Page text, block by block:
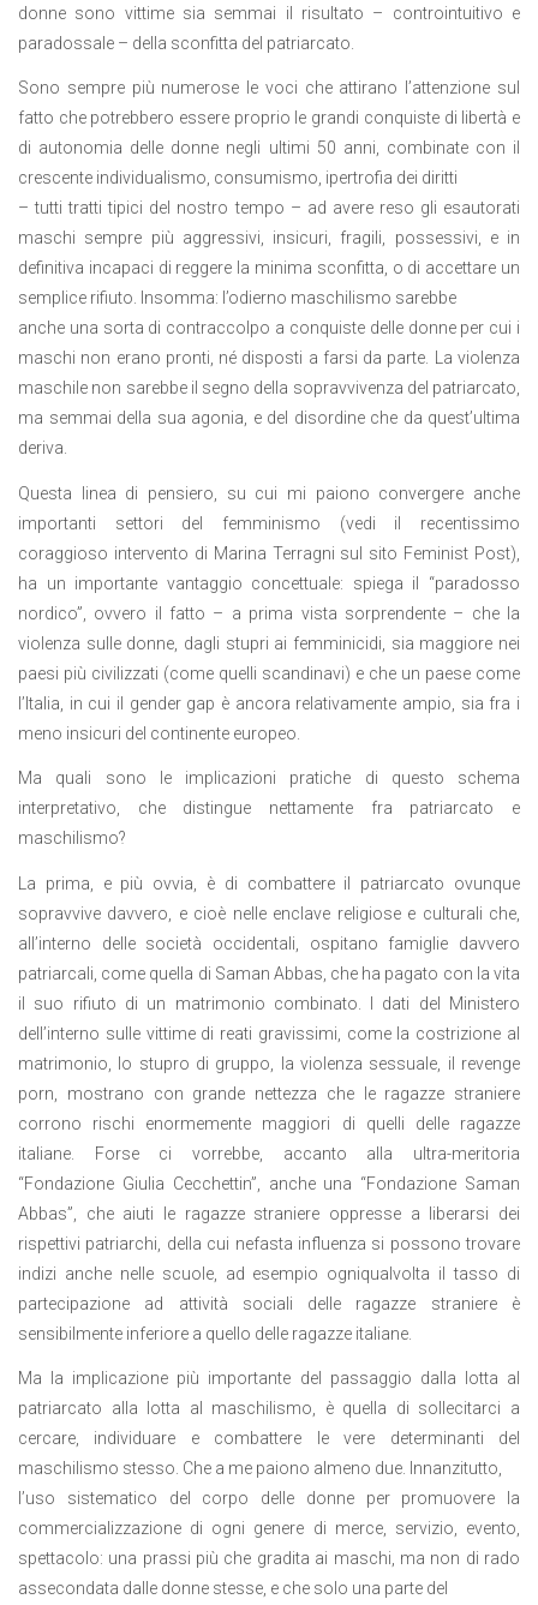
donne sono vittime sia semmai il risultato – controintuitivo e
paradossale – della sconfitta del patriarcato.
Sono sempre più numerose le voci che attirano l’attenzione sul
fatto che potrebbero essere proprio le grandi conquiste di libertà e
di autonomia delle donne negli ultimi 50 anni, combinate con il
crescente individualismo, consumismo, ipertrofia dei diritti
– tutti tratti tipici del nostro tempo – ad avere reso gli esautorati
maschi sempre più aggressivi, insicuri, fragili, possessivi, e in
definitiva incapaci di reggere la minima sconfitta, o di accettare un
semplice rifiuto. Insomma: l’odierno maschilismo sarebbe
anche una sorta di contraccolpo a conquiste delle donne per cui i
maschi non erano pronti, né disposti a farsi da parte. La violenza
maschile non sarebbe il segno della sopravvivenza del patriarcato,
ma semmai della sua agonia, e del disordine che da quest’ultima
deriva.
Questa linea di pensiero, su cui mi paiono convergere anche
importanti settori del femminismo (vedi il recentissimo
coraggioso intervento di Marina Terragni sul sito Feminist Post),
ha un importante vantaggio concettuale: spiega il “paradosso
nordico”, ovvero il fatto – a prima vista sorprendente – che la
violenza sulle donne, dagli stupri ai femminicidi, sia maggiore nei
paesi più civilizzati (come quelli scandinavi) e che un paese come
l’Italia, in cui il gender gap è ancora relativamente ampio, sia fra i
meno insicuri del continente europeo.
Ma quali sono le implicazioni pratiche di questo schema
interpretativo, che distingue nettamente fra patriarcato e
maschilismo?
La prima, e più ovvia, è di combattere il patriarcato ovunque
sopravvive davvero, e cioè nelle enclave religiose e culturali che,
all’interno delle società occidentali, ospitano famiglie davvero
patriarcali, come quella di Saman Abbas, che ha pagato con la vita
il suo rifiuto di un matrimonio combinato. I dati del Ministero
dell’interno sulle vittime di reati gravissimi, come la costrizione al
matrimonio, lo stupro di gruppo, la violenza sessuale, il revenge
porn, mostrano con grande nettezza che le ragazze straniere
corrono rischi enormemente maggiori di quelli delle ragazze
italiane. Forse ci vorrebbe, accanto alla ultra-meritoria
“Fondazione Giulia Cecchettin”, anche una “Fondazione Saman
Abbas”, che aiuti le ragazze straniere oppresse a liberarsi dei
rispettivi patriarchi, della cui nefasta influenza si possono trovare
indizi anche nelle scuole, ad esempio ogniqualvolta il tasso di
partecipazione ad attività sociali delle ragazze straniere è
sensibilmente inferiore a quello delle ragazze italiane.
Ma la implicazione più importante del passaggio dalla lotta al
patriarcato alla lotta al maschilismo, è quella di sollecitarci a
cercare, individuare e combattere le vere determinanti del
maschilismo stesso. Che a me paiono almeno due. Innanzitutto,
l’uso sistematico del corpo delle donne per promuovere la
commercializzazione di ogni genere di merce, servizio, evento,
spettacolo: una prassi più che gradita ai maschi, ma non di rado
assecondata dalle donne stesse, e che solo una parte del